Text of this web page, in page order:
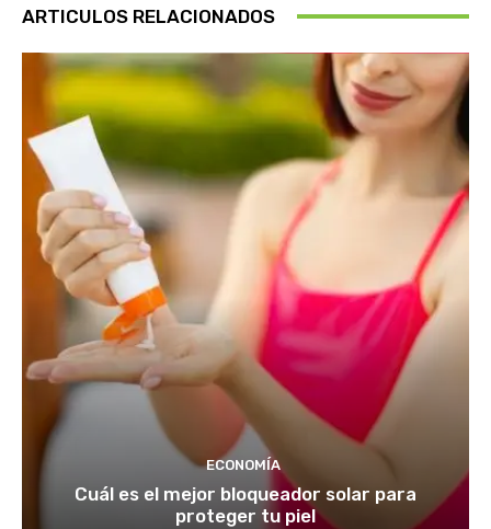
ARTICULOS RELACIONADOS
ECONOMÍA
Cuál es el mejor bloqueador solar para
proteger tu piel